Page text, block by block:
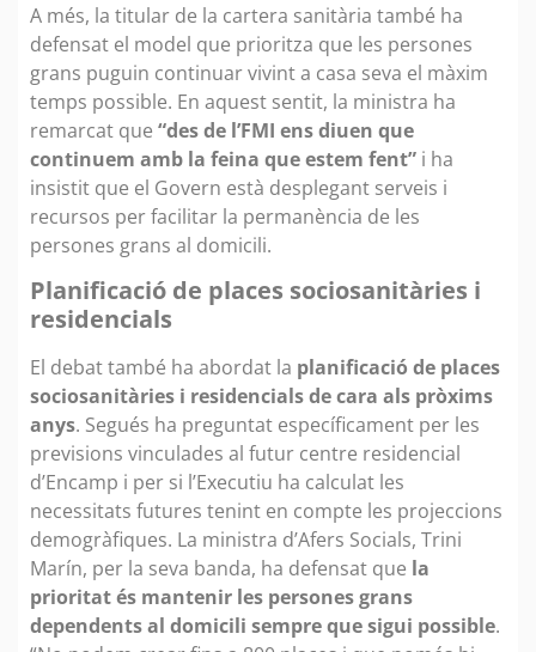
A més, la titular de la cartera sanitària també ha
defensat el model que prioritza que les persones
grans puguin continuar vivint a casa seva el màxim
temps possible. En aquest sentit, la ministra ha
remarcat que “des de l’FMI ens diuen que
continuem amb la feina que estem fent” i ha
insistit que el Govern està desplegant serveis i
recursos per facilitar la permanència de les
persones grans al domicili.
Planificació de places sociosanitàries i
residencials
El debat també ha abordat la planificació de places
sociosanitàries i residencials de cara als pròxims
anys. Segués ha preguntat específicament per les
previsions vinculades al futur centre residencial
d’Encamp i per si l’Executiu ha calculat les
necessitats futures tenint en compte les projeccions
demogràfiques. La ministra d’Afers Socials, Trini
Marín, per la seva banda, ha defensat que la
prioritat és mantenir les persones grans
dependents al domicili sempre que sigui possible.